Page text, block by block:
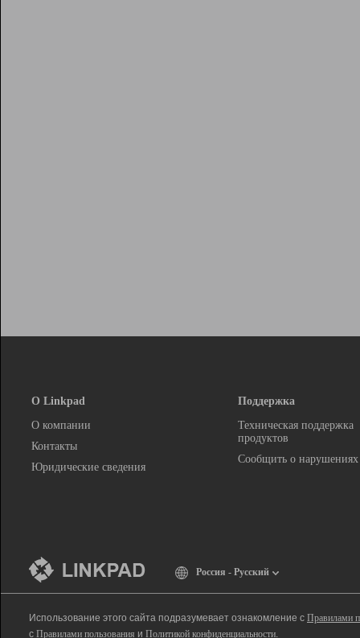
О Linkpad
О компании
Контакты
Юридические сведения
Поддержка
Техническая поддержка
продуктов
Сообщить о нарушениях
Россия - Русский
Использование этого сайта подразумевает ознакомление с Правилами
с Правилами пользования и Политикой конфиденциальности.